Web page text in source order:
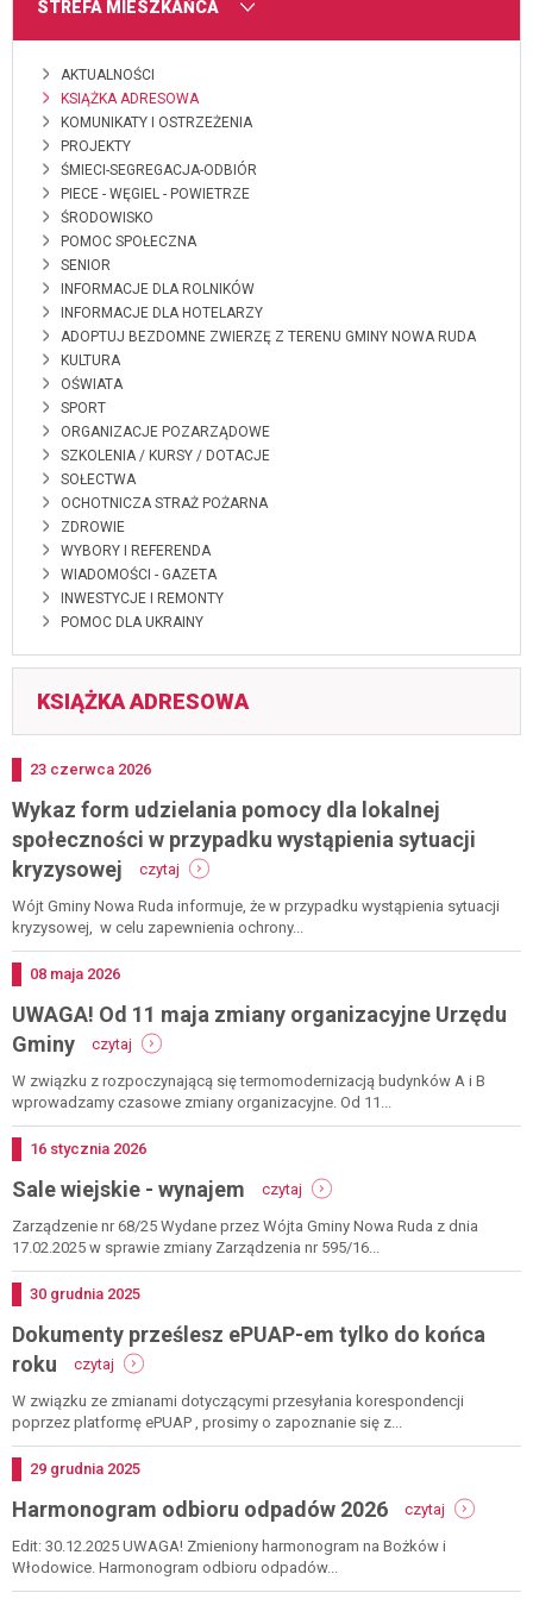
MENU
STREFA MIESZKAŃCA
AKTUALNOŚCI
KSIĄŻKA ADRESOWA
KOMUNIKATY I OSTRZEŻENIA
PROJEKTY
ŚMIECI-SEGREGACJA-ODBIÓR
PIECE - WĘGIEL - POWIETRZE
ŚRODOWISKO
POMOC SPOŁECZNA
SENIOR
INFORMACJE DLA ROLNIKÓW
INFORMACJE DLA HOTELARZY
ADOPTUJ BEZDOMNE ZWIERZĘ Z TERENU GMINY NOWA RUDA
KULTURA
OŚWIATA
SPORT
ORGANIZACJE POZARZĄDOWE
SZKOLENIA / KURSY / DOTACJE
SOŁECTWA
OCHOTNICZA STRAŻ POŻARNA
ZDROWIE
WYBORY I REFERENDA
WIADOMOŚCI - GAZETA
INWESTYCJE I REMONTY
POMOC DLA UKRAINY
KSIĄŻKA ADRESOWA
Dodano
23 czerwca 2026
Wykaz form udzielania pomocy dla lokalnej
społeczności w przypadku wystąpienia sytuacji
kryzysowej
czytaj
wykaz
form
udzielania
społeczności
w
wystąpienia
sytuacji
Wójt Gminy Nowa Ruda informuje, że w przypadku wystąpienia sytuacji
kryzysowej, w celu zapewnienia ochrony...
Dodano
08 maja 2026
UWAGA! Od 11 maja zmiany organizacyjne Urzędu
Gminy
czytaj
uwaga!
od
11
zmiany
urzędu
W związku z rozpoczynającą się termomodernizacją budynków A i B
wprowadzamy czasowe zmiany organizacyjne. Od 11...
Dodano
16 stycznia 2026
Sale wiejskie - wynajem czytaj
sale
wiejskie
-
Zarządzenie nr 68/25 Wydane przez Wójta Gminy Nowa Ruda z dnia
17.02.2025 w sprawie zmiany Zarządzenia nr 595/16...
Dodano
30 grudnia 2025
Dokumenty prześlesz ePUAP-em tylko do końca
roku
czytaj
dokumenty
prześlesz
epuap-
tylko
końca
W związku ze zmianami dotyczącymi przesyłania korespondencji
poprzez platformę ePUAP , prosimy o zapoznanie się z...
Dodano
29 grudnia 2025
Harmonogram odbioru odpadów 2026 czytaj
Edit: 30.12.2025 UWAGA! Zmieniony harmonogram na Bożków i
Włodowice. Harmonogram odbioru odpadów...